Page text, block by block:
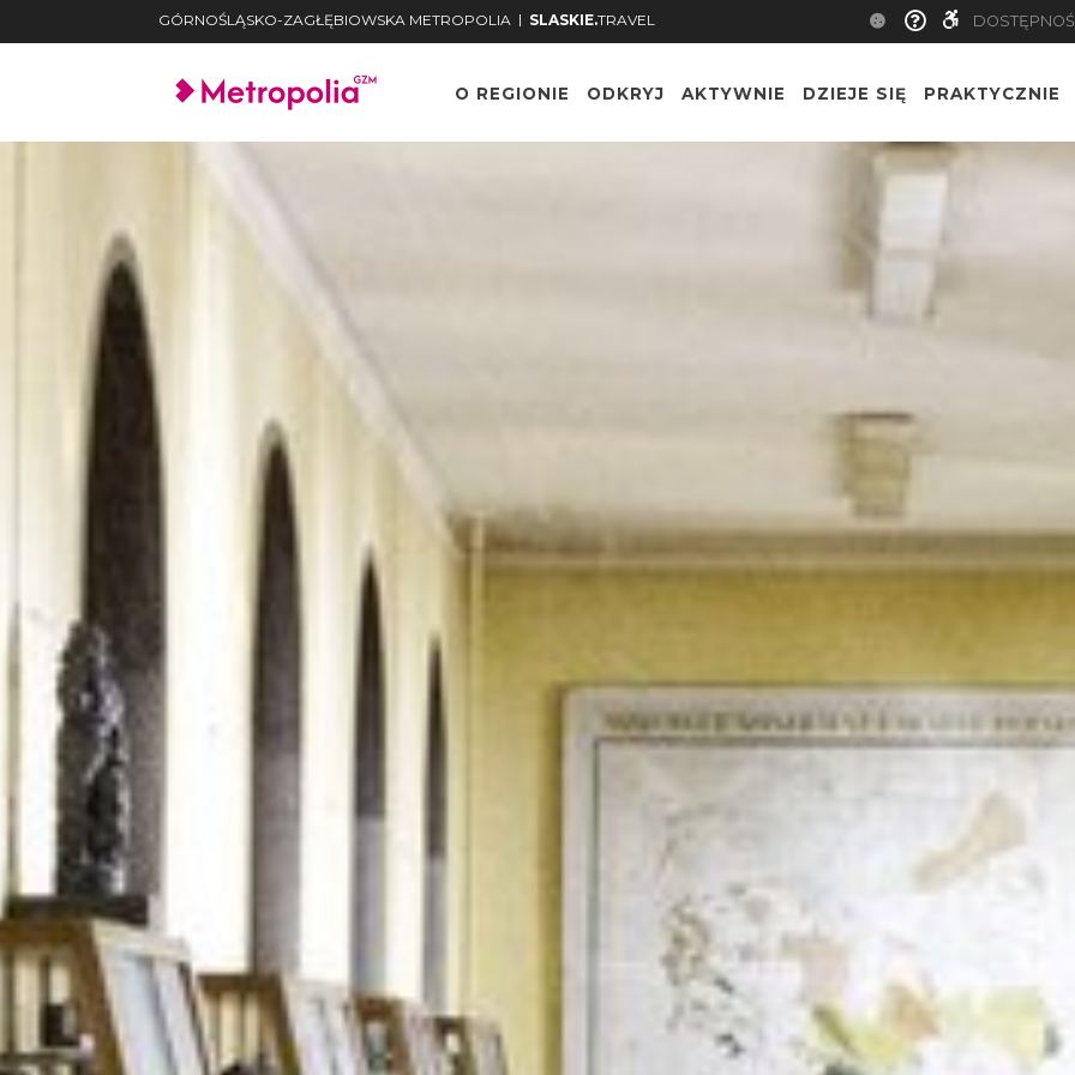
GÓRNOŚLĄSKO-ZAGŁĘBIOWSKA METROPOLIA | SLASKIE.TRAVEL
O REGIONIE ODKRYJ AKTYWNIE DZIEJE SIĘ PRAKTYCZNIE